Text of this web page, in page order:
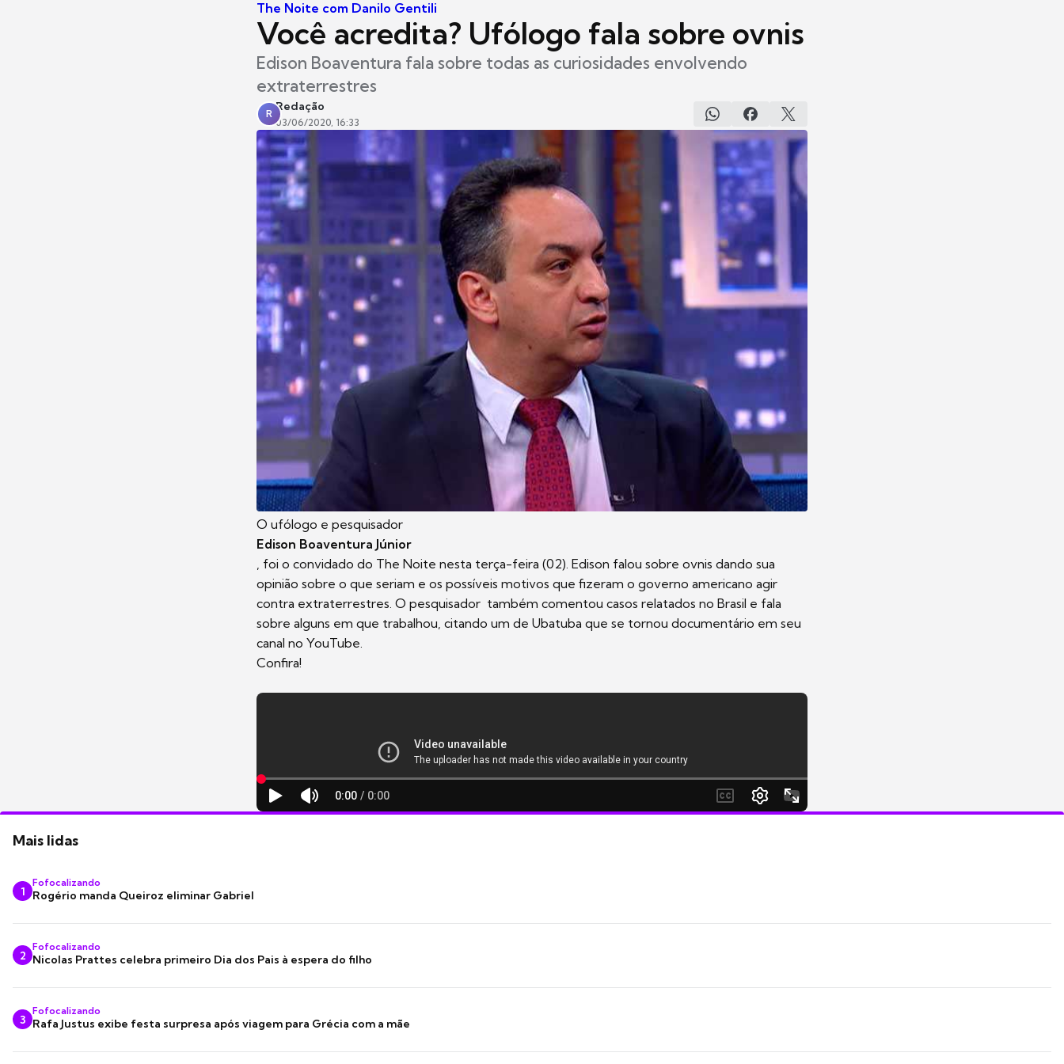
The Noite com Danilo Gentili
Você acredita? Ufólogo fala sobre ovnis
Edison Boaventura fala sobre todas as curiosidades envolvendo
extraterrestres
R
Redação
03/06/2020, 16:33
O ufólogo e pesquisador
Edison Boaventura Júnior
, foi o convidado do The Noite nesta terça-feira (02). Edison falou sobre ovnis dando sua
opinião sobre o que seriam e os possíveis motivos que fizeram o governo americano agir
contra extraterrestres. O pesquisador também comentou casos relatados no Brasil e fala
sobre alguns em que trabalhou, citando um de Ubatuba que se tornou documentário em seu
canal no YouTube.
Confira!
Mais lidas
1
Fofocalizando
Rogério manda Queiroz eliminar Gabriel
2
Fofocalizando
Nicolas Prattes celebra primeiro Dia dos Pais à espera do filho
3
Fofocalizando
Rafa Justus exibe festa surpresa após viagem para Grécia com a mãe